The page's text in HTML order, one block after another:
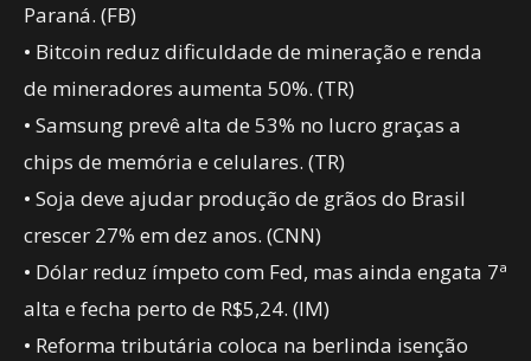
Paraná. (FB)
• Bitcoin reduz dificuldade de mineração e renda
de mineradores aumenta 50%. (TR)
• Samsung prevê alta de 53% no lucro graças a
chips de memória e celulares. (TR)
• Soja deve ajudar produção de grãos do Brasil
crescer 27% em dez anos. (CNN)
• Dólar reduz ímpeto com Fed, mas ainda engata 7ª
alta e fecha perto de R$5,24. (IM)
• Reforma tributária coloca na berlinda isenção